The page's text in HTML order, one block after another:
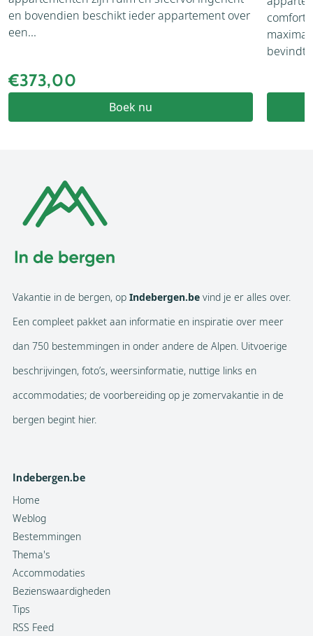
en bovendien beschikt ieder appartement over
een...
€373,00
Boek nu
bevindt
Vakantie in de bergen, op Indebergen.be vind je er alles over.
Een compleet pakket aan informatie en inspiratie over meer
dan 750 bestemmingen in onder andere de Alpen. Uitvoerige
beschrijvingen, foto’s, weersinformatie, nuttige links en
accommodaties; de voorbereiding op je zomervakantie in de
bergen begint hier.
Indebergen.be
Home
Weblog
Bestemmingen
Thema's
Accommodaties
Bezienswaardigheden
Tips
RSS Feed